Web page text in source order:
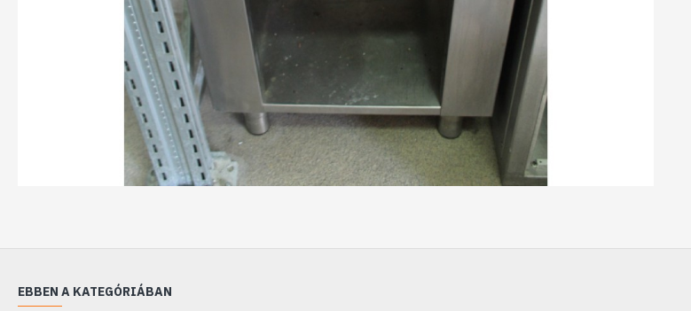
EBBEN A KATEGÓRIÁBAN